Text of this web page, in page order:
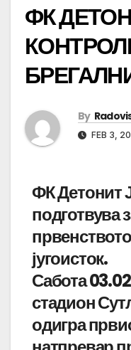
ФК
By
FEB 3,
ФК Детонит
подготвува
југоисток.
Сабота
стадион
одигра